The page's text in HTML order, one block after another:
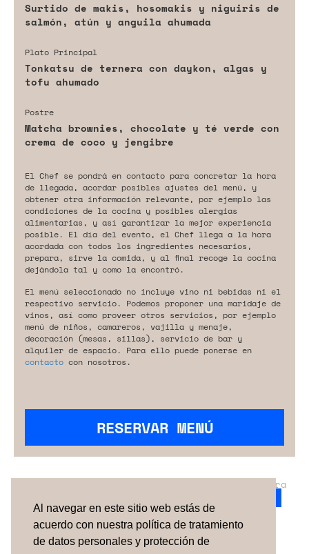
Al navegar en este sitio web estás de
acuerdo con nuestra política de tratamiento
de datos personales y protección de
Surtido de makis, hosomakis y niguiris de
salmón, atún y anguila ahumada
Plato Principal
Tonkatsu de ternera con daykon, algas y
tofu ahumado
Postre
Matcha brownies, chocolate y té verde con
crema de coco y jengibre
El Chef se pondrá en contacto para concretar la hora
de llegada, acordar posibles ajustes del menú, y
obtener otra información relevante, por ejemplo las
condiciones de la cocina y posibles alergias
alimentarias, y así garantizar la mejor experiencia
posible. El día del evento, el Chef llega a la hora
acordada con todos los ingredientes necesarios,
prepara, sirve la comida, y al final recoge la cocina
dejándola tal y como la encontró.
El menú seleccionado no incluye vino ni bebidas ni el
respectivo servicio. Podemos proponer una maridaje de
vinos, así como proveer otros servicios, por ejemplo
menú de niños, camareros, vajilla y menaje,
decoración (mesas, sillas), servicio de bar y
alquiler de espacio. Para ello puede ponerse en
contacto con nosotros.
RESERVAR MENÚ
¿No has encontrado el servicio perfecto para
TÉRMINOS Y CONDICIONES
SOBRE NOSOTROS